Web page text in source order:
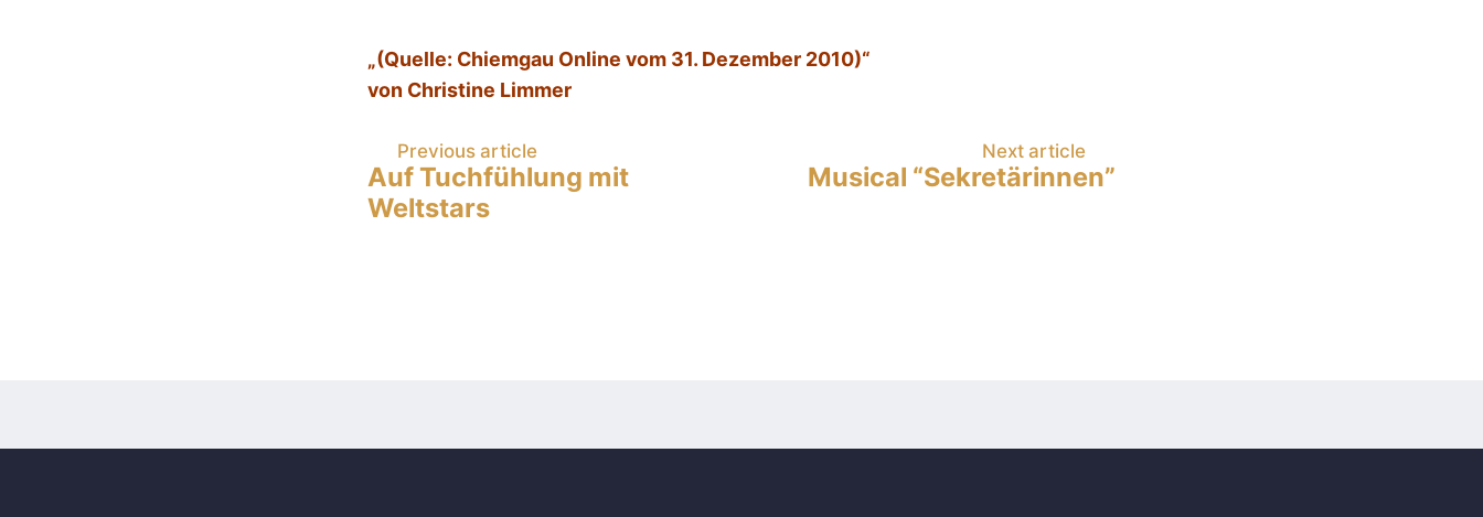
„(Quelle: Chiemgau Online vom 31. Dezember 2010)“
von Christine Limmer
Post
navigation
Previous article
Auf Tuchfühlung mit
Weltstars
Next article
Musical “Sekretärinnen”